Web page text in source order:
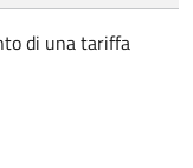
di una tariffa